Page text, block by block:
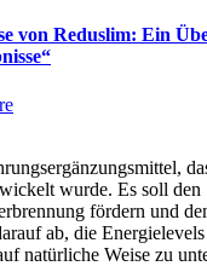
von Reduslim: Ein
wurde. Es soll den
fördern und
ab, die
natürliche Weise zu